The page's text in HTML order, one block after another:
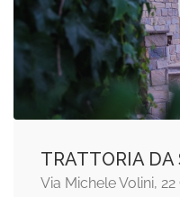
TRATTORIA DA
Via Michele Volini,